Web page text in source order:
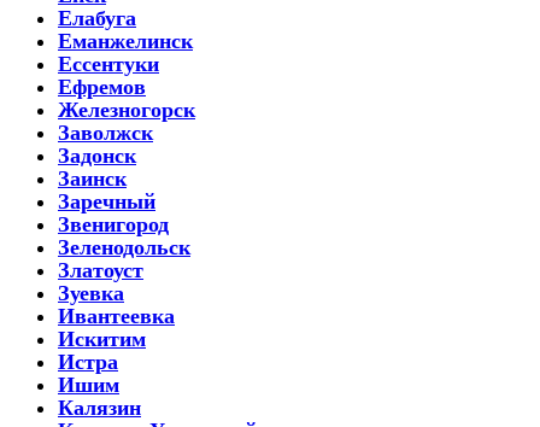
Елабуга
Еманжелинск
Ессентуки
Ефремов
Железногорск
Заволжск
Задонск
Заинск
Заречный
Звенигород
Зеленодольск
Златоуст
Зуевка
Ивантеевка
Искитим
Истра
Ишим
Калязин